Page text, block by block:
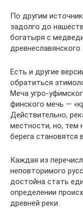
По другим
задолго до
богатыря с
Есть и другие
обратиться
Меча угро-
финского мечь —
Действительно,
местности, но, тем
берега становятся
Каждая из
неповторимого
достойна стать
определении
древней реки.